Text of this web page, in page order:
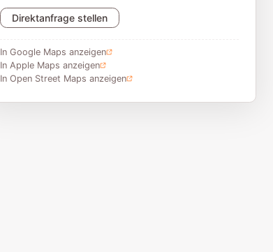
Direktanfrage stellen
In Google Maps anzeigen
In Apple Maps anzeigen
In Open Street Maps anzeigen